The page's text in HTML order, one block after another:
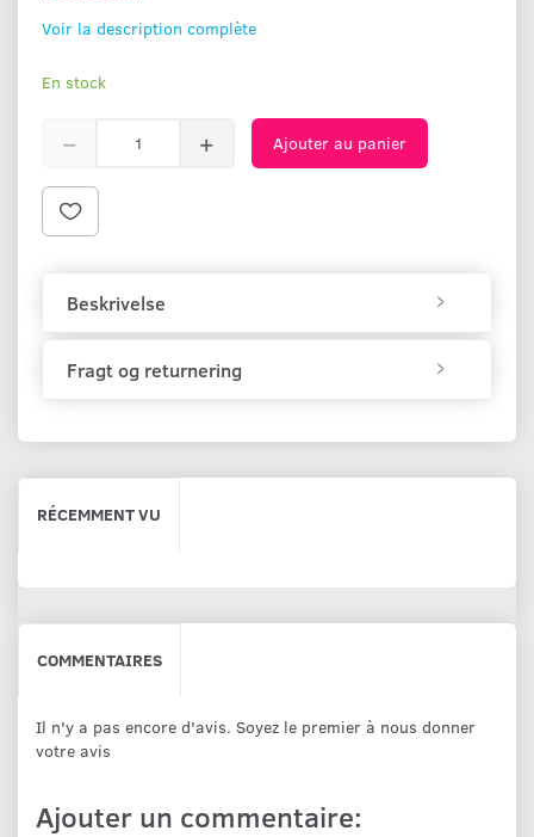
Voir la description complète
En stock
Ajouter au panier
Beskrivelse
Fragt og returnering
RÉCEMMENT VU
COMMENTAIRES
Il n'y a pas encore d'avis. Soyez le premier à nous donner
votre avis
Ajouter un commentaire: